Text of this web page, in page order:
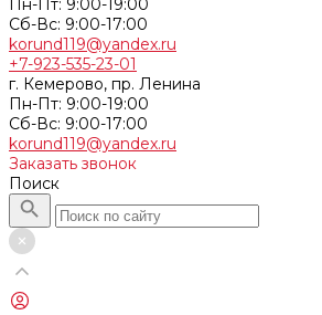
Пн-Пт: 9:00-19:00
Cб-Вс: 9:00-17:00
korund119@yandex.ru
+7-923-535-23-01
г. Кемерово, пр. Ленина
Пн-Пт: 9:00-19:00
Cб-Вс: 9:00-17:00
korund119@yandex.ru
Заказать звонок
Поиск